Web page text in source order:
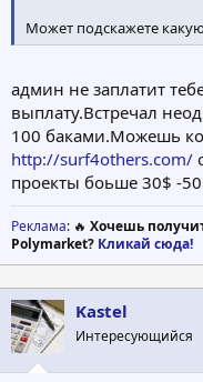
Может подскажете
админ не заплатит
выплату.Встречал
100 баками.Можешь
http://surf4others.com/
проекты боьше 30$ -
Реклама: 🔥 Хочешь
Polymarket? Кликай сюда!
Kastel
Интересующийся